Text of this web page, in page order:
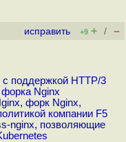
исправить +9 + / –
поддержкой HTTP/3
Nginx
форк Nginx,
компании F5
nginx, позволяющие